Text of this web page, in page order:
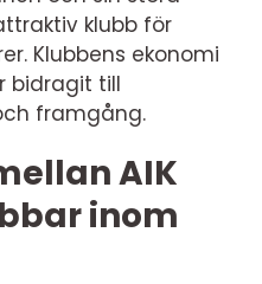
klubb för
Klubbens ekonomi
bidragit till
framgång.
AIK
inom